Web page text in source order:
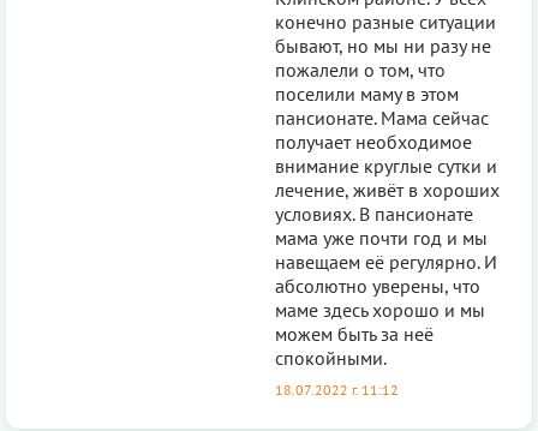
конечно разные ситуации
бывают, но мы ни разу не
пожалели о том, что
поселили маму в этом
пансионате. Мама сейчас
получает необходимое
внимание круглые сутки и
лечение, живёт в хороших
условиях. В пансионате
мама уже почти год и мы
навещаем её регулярно. И
абсолютно уверены, что
маме здесь хорошо и мы
можем быть за неё
спокойными.
18.07.2022 г. 11:12